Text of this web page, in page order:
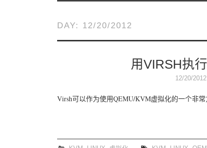
DAY: 12/20/2012
用VIRSH执
12/20/2012
Virsh可以作为使用QEMU/KVM虚拟化的一个非